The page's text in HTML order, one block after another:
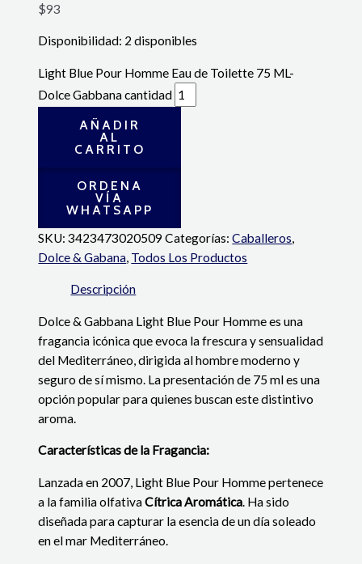
$93
Disponibilidad: 2 disponibles
Light Blue Pour Homme Eau de Toilette 75 ML-
Dolce Gabbana cantidad
AÑADIR
AL
CARRITO
ORDENA
VÍA
WHATSAPP
SKU:3423473020509 Categorías:Caballeros,
Dolce & Gabana, Todos Los Productos
Descripción
Dolce & Gabbana Light Blue Pour Homme es una
fragancia icónica que evoca la frescura y sensualidad
del Mediterráneo, dirigida al hombre moderno y
seguro de sí mismo. La presentación de 75 ml es una
opción popular para quienes buscan este distintivo
aroma.
Características de la Fragancia:
Lanzada en 2007, Light Blue Pour Homme pertenece
a la familia olfativaCítrica Aromática. Ha sido
diseñada para capturar la esencia de un día soleado
en el mar Mediterráneo.